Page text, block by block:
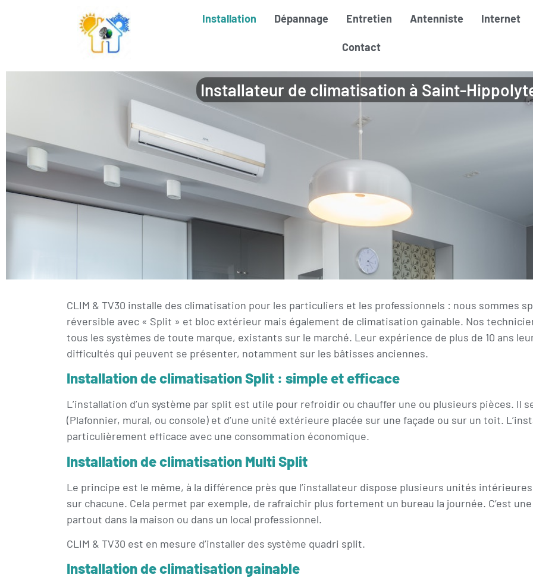
Installation Dépannage Entretien Antenniste Internet
Contact
Installateur de climatisation à Saint-
CLIM & TV30 installe des climatisation pour les particuliers et les professionnels : nous sommes
réversible avec « Split » et bloc extérieur mais également de climatisation gainable. Nos
tous les systèmes de toute marque, existants sur le marché. Leur expérience de plus de 10 ans
difficultés qui peuvent se présenter, notamment sur les bâtisses anciennes.
Installation de climatisation Split : simple et efficace
L’installation d’un système par split est utile pour refroidir ou chauffer une ou plusieurs pièces. Il
(Plafonnier, mural, ou console) et d’une unité extérieure placée sur une façade ou sur un toit.
particulièrement efficace avec une consommation économique.
Installation de climatisation Multi Split
Le principe est le même, à la différence près que l’installateur dispose plusieurs unités
sur chacune. Cela permet par exemple, de rafraichir plus fortement un bureau la journée. C’est
partout dans la maison ou dans un local professionnel.
CLIM & TV30 est en mesure d’installer des système quadri split.
Installation de climatisation gainable